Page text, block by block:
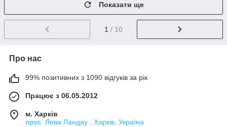
Показати ще
1 / 10
Про нас
99% позитивних з 1090 відгуків за рік
Працює з 06.05.2012
м. Харків
прос. Лева Ландау , Харків, Україна